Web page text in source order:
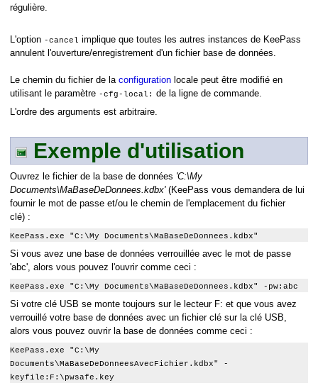
régulière.
L'option -cancel implique que toutes les autres instances de KeePass
annulent l'ouverture/enregistrement d'un fichier base de données.
Le chemin du fichier de la configuration locale peut être modifié en
utilisant le paramètre -cfg-local: de la ligne de commande.
L'ordre des arguments est arbitraire.
Exemple d'utilisation
Ouvrez le fichier de la base de données 'C:\My
Documents\MaBaseDeDonnees.kdbx'(KeePass vous demandera de lui
fournir le mot de passe et/ou le chemin de l'emplacement du fichier
clé) :
KeePass.exe "C:\My Documents\MaBaseDeDonnees.kdbx"
Si vous avez une base de données verrouillée avec le mot de passe
'abc', alors vous pouvez l'ouvrir comme ceci :
KeePass.exe "C:\My Documents\MaBaseDeDonnees.kdbx" -pw:abc
Si votre clé USB se monte toujours sur le lecteur F: et que vous avez
verrouillé votre base de données avec un fichier clé sur la clé USB,
alors vous pouvez ouvrir la base de données comme ceci :
KeePass.exe "C:\My
Documents\MaBaseDeDonneesAvecFichier.kdbx" -
keyfile:F:\pwsafe.key